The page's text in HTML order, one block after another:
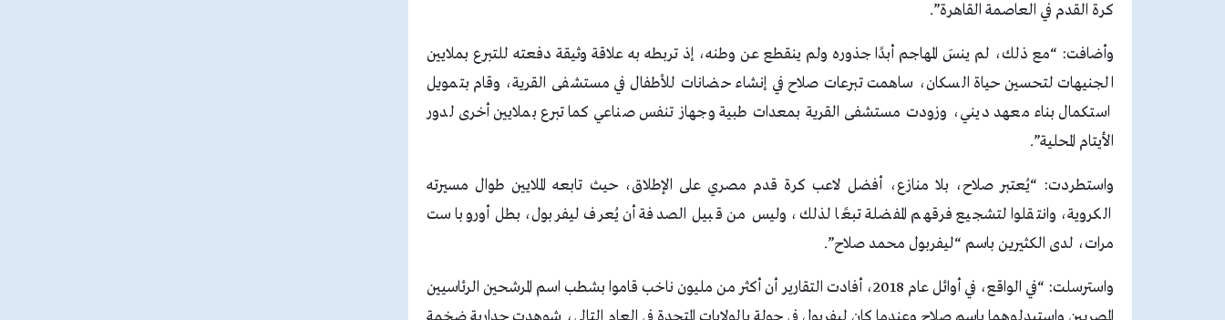
كرة القدم في العاصمة القاهرة”.
وأضافت: “مع ذلك، لم ينسَ المهاجم أبدًا جذوره ولم ينقطع عن وطنه، إذ تربطه به علاقة وثيقة دفعته للتبرع بملايين
الجنيهات لتحسين حياة السكان، ساهمت تبرعات صلاح في إنشاء حضانات للأطفال في مستشفى القرية، وقام بتمويل
استكمال بناء معهد ديني، وزودت مستشفى القرية بمعدات طبية وجهاز تنفس صناعي كما تبرع بملايين أخرى لدور
الأيتام المحلية”.
واستطردت: “يُعتبر صلاح، بلا منازع، أفضل لاعب كرة قدم مصري على الإطلاق، حيث تابعه الملايين طوال مسيرته
الكروية، وانتقلوا لتشجيع فرقهم المفضلة تبعًا لذلك، وليس من قبيل الصدفة أن يُعرف ليفربول، بطل أوروبا ست
مرات، لدى الكثيرين باسم “ليفربول محمد صلاح”.
واسترسلت: “في الواقع، في أوائل عام 2018، أفادت التقارير أن أكثر من مليون ناخب قاموا بشطب اسم المرشحين الرئاسيين